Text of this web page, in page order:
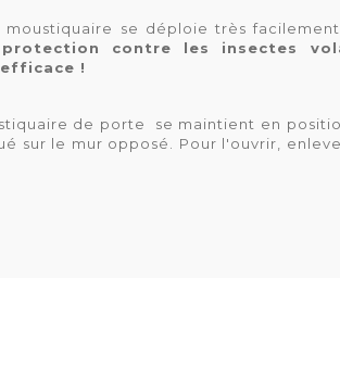
se déploie très
contre les insectes
!
de porte se maintient en
sur le mur opposé. Pour l'ouvrir,